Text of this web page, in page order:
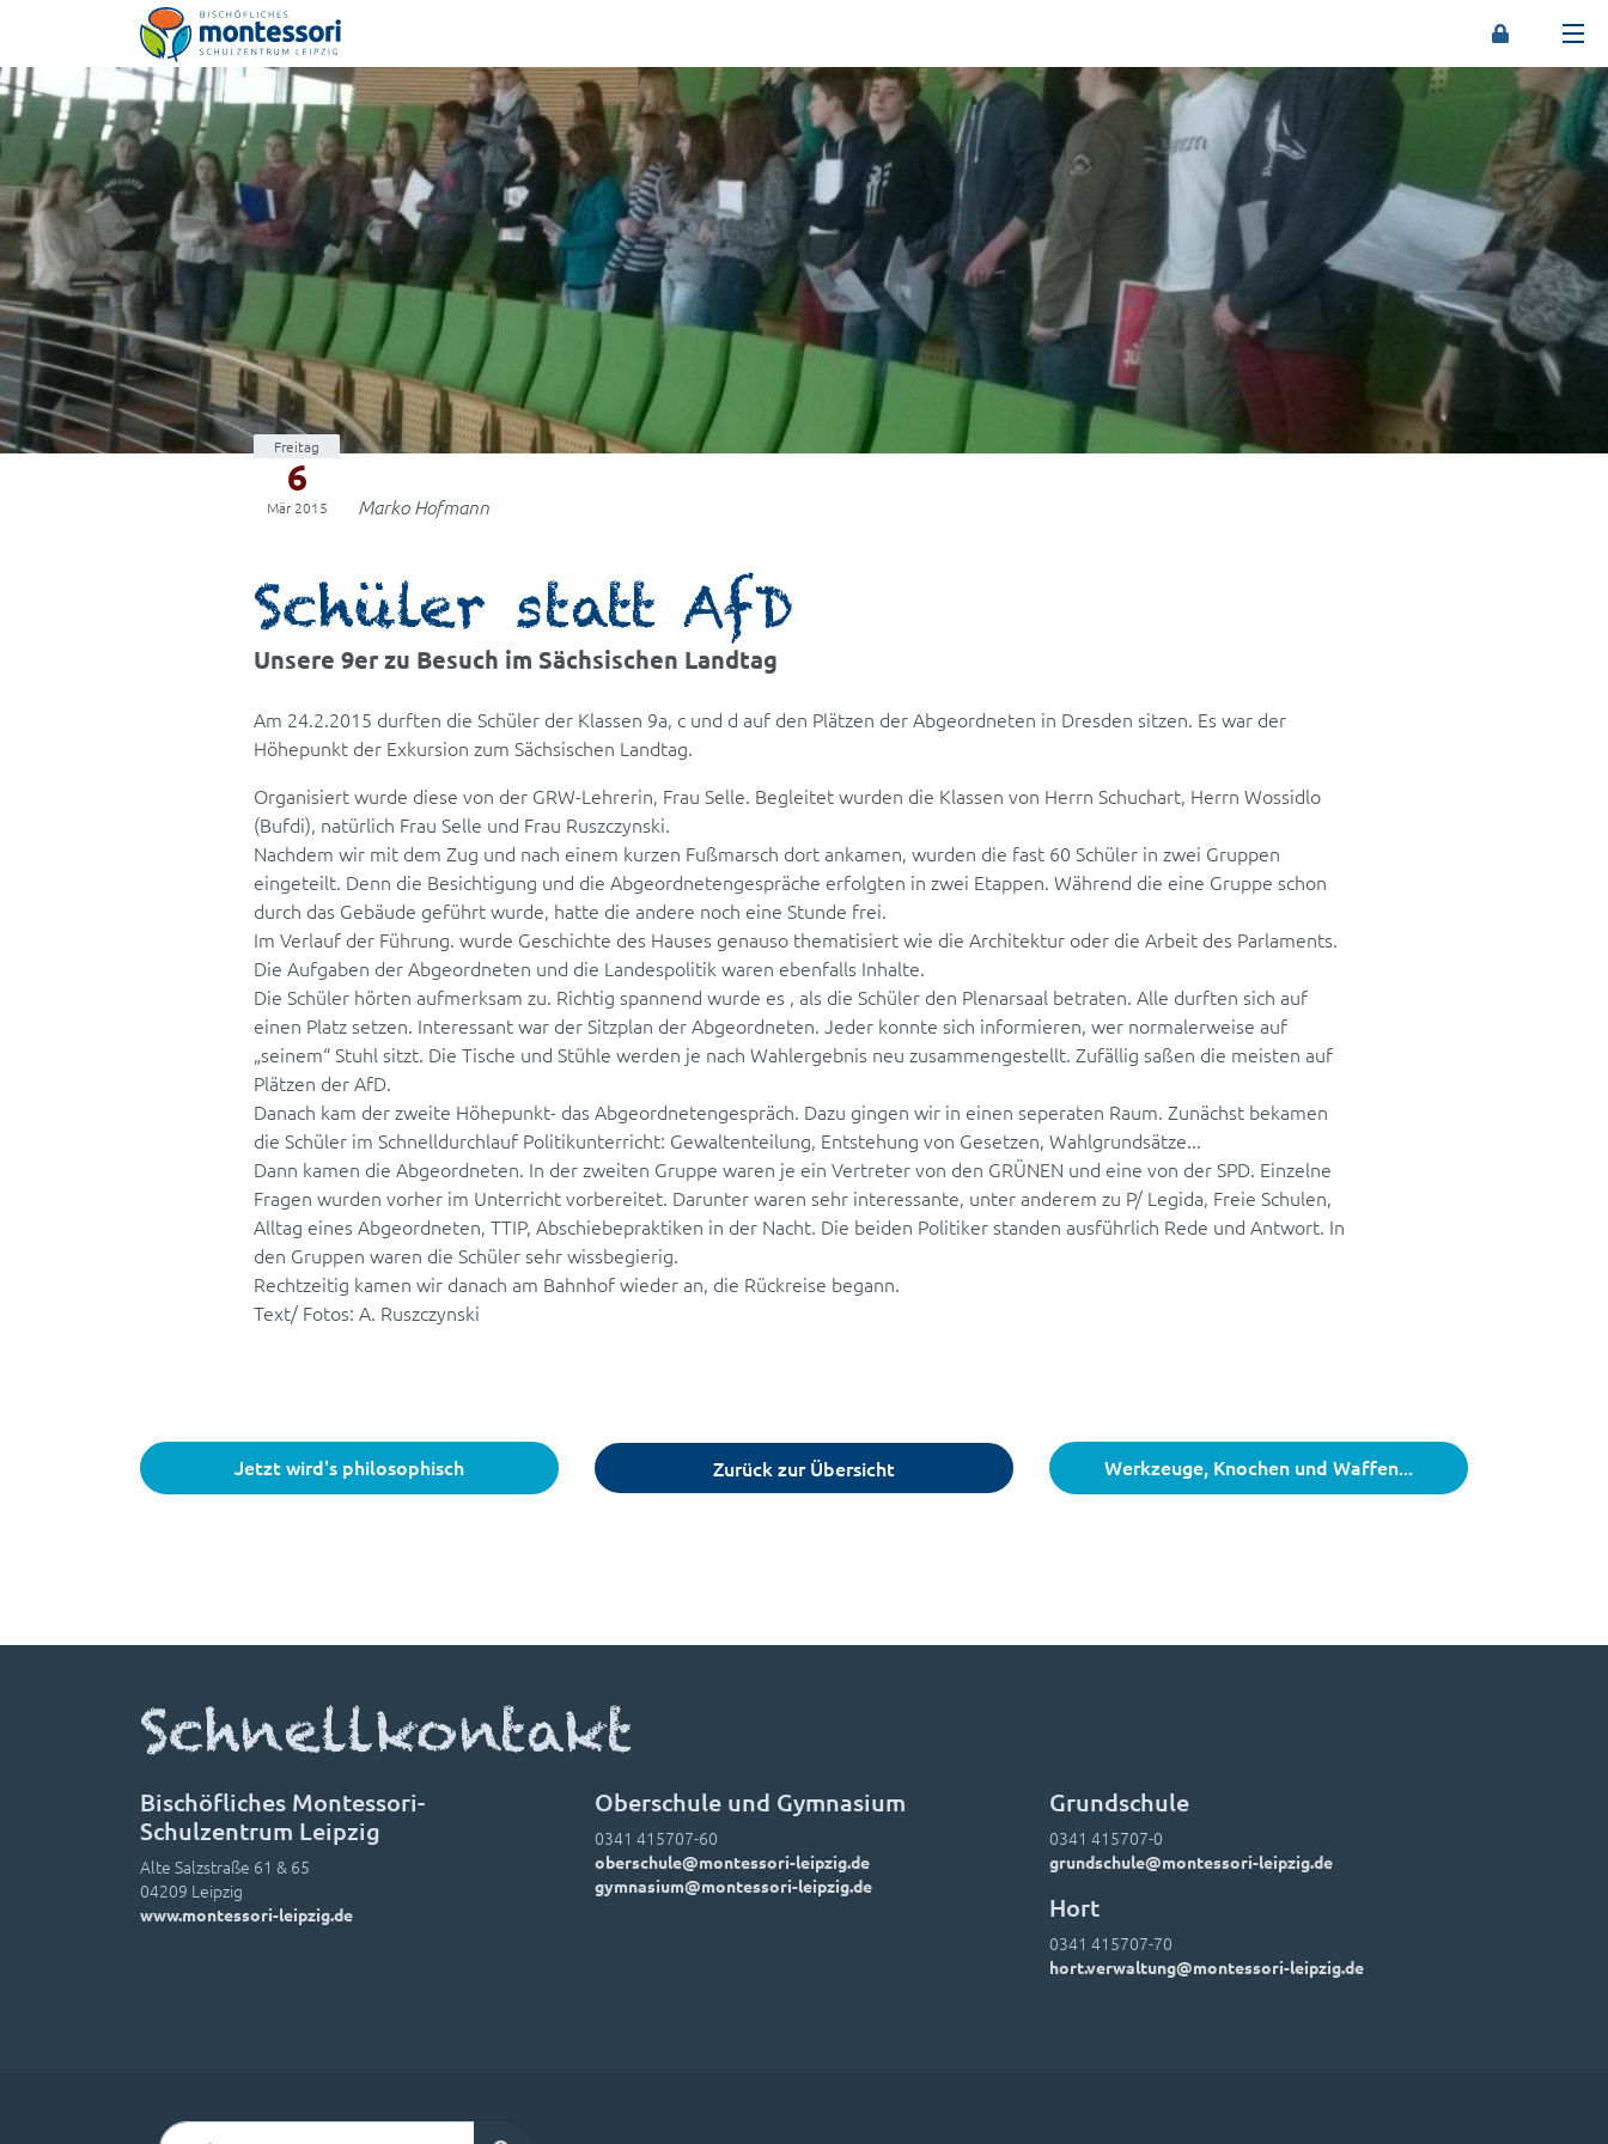
Montessori-Schulzentrum Leipzig
Freitag
6
Mär 2015 Marko Hofmann
Schüler statt AfD
Unsere 9er zu Besuch im Sächsischen Landtag
Am 24.2.2015 durften die Schüler der Klassen 9a, c und d auf den Plätzen der Abgeordneten in Dresden sitzen. Es war der
Höhepunkt der Exkursion zum Sächsischen Landtag.
Organisiert wurde diese von der GRW-Lehrerin, Frau Selle. Begleitet wurden die Klassen von Herrn Schuchart, Herrn Wossidlo
(Bufdi), natürlich Frau Selle und Frau Ruszczynski.
Nachdem wir mit dem Zug und nach einem kurzen Fußmarsch dort ankamen, wurden die fast 60 Schüler in zwei Gruppen
eingeteilt. Denn die Besichtigung und die Abgeordnetengespräche erfolgten in zwei Etappen. Während die eine Gruppe schon
durch das Gebäude geführt wurde, hatte die andere noch eine Stunde frei.
Im Verlauf der Führung. wurde Geschichte des Hauses genauso thematisiert wie die Architektur oder die Arbeit des Parlaments.
Die Aufgaben der Abgeordneten und die Landespolitik waren ebenfalls Inhalte.
Die Schüler hörten aufmerksam zu. Richtig spannend wurde es , als die Schüler den Plenarsaal betraten. Alle durften sich auf
einen Platz setzen. Interessant war der Sitzplan der Abgeordneten. Jeder konnte sich informieren, wer normalerweise auf
„seinem“ Stuhl sitzt. Die Tische und Stühle werden je nach Wahlergebnis neu zusammengestellt. Zufällig saßen die meisten auf
Plätzen der AfD.
Danach kam der zweite Höhepunkt- das Abgeordnetengespräch. Dazu gingen wir in einen seperaten Raum. Zunächst bekamen
die Schüler im Schnelldurchlauf Politikunterricht: Gewaltenteilung, Entstehung von Gesetzen, Wahlgrundsätze...
Dann kamen die Abgeordneten. In der zweiten Gruppe waren je ein Vertreter von den GRÜNEN und eine von der SPD. Einzelne
Fragen wurden vorher im Unterricht vorbereitet. Darunter waren sehr interessante, unter anderem zu P/ Legida, Freie Schulen,
Alltag eines Abgeordneten, TTIP, Abschiebepraktiken in der Nacht. Die beiden Politiker standen ausführlich Rede und Antwort. In
den Gruppen waren die Schüler sehr wissbegierig.
Rechtzeitig kamen wir danach am Bahnhof wieder an, die Rückreise begann.
Text/ Fotos: A. Ruszczynski
Zurück zur Übersicht Werkzeuge, Knochen und Waffen...
Jetzt wird's philosophisch
Schnellkontakt
Bischöfliches Montessori-
Schulzentrum Leipzig
Alte Salzstraße 61 & 65
04209 Leipzig
www.montessori-leipzig.de
Oberschule und Gymnasium
0341 415707-60
oberschule@montessori-leipzig.de
gymnasium@montessori-leipzig.de
Grundschule
0341 415707-0
grundschule@montessori-leipzig.de
Hort
0341 415707-70
hort.verwaltung@montessori-leipzig.de
Suchen